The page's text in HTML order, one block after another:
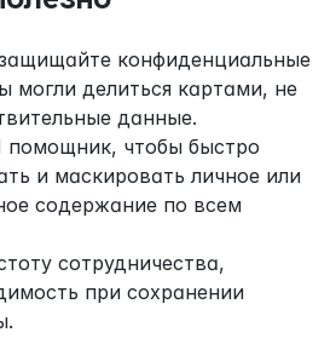
конфиденциальные
могли делиться картами, не
данные.
помощник, чтобы быстро
и маскировать личное или
содержание по всем
сотрудничества,
при сохранении